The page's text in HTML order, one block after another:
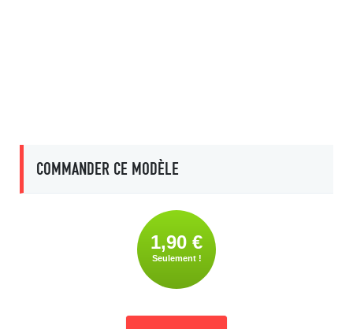
COMMANDER CE MODÈLE
1,90 €
Seulement !